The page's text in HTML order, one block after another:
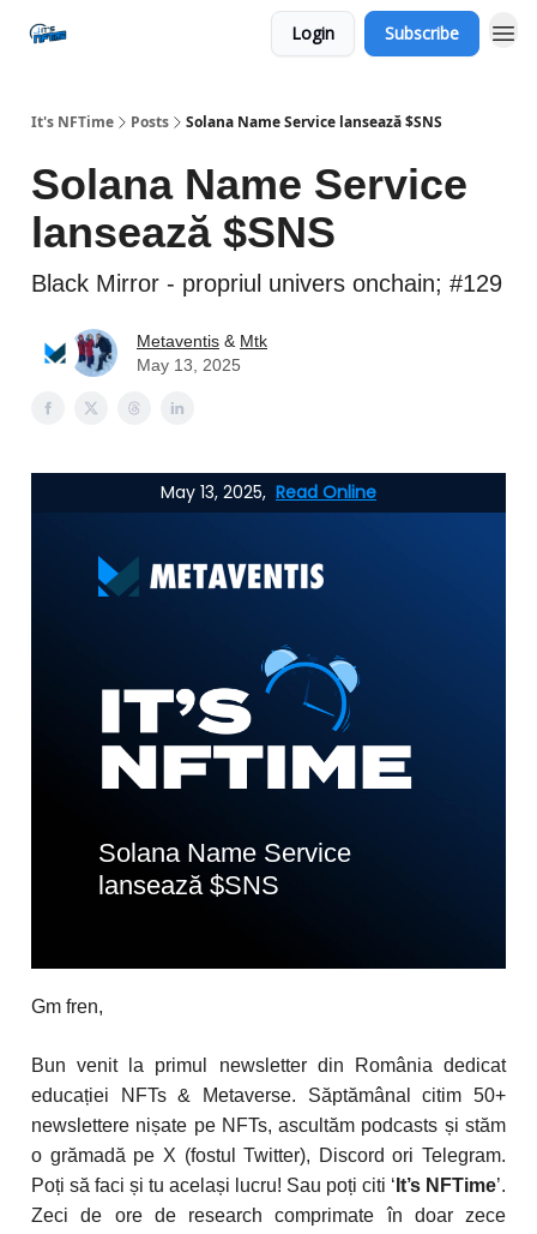
Login Subscribe
It's NFTime Posts Solana Name Service lansează $SNS
Solana Name Service
lansează $SNS
Black Mirror - propriul univers onchain; #129
Metaventis & Mtk
May 13, 2025
May 13, 2025, Read Online
Solana Name Service
lansează $SNS
Gm fren,
Bun venit la primul newsletter din România dedicat
educației NFTs & Metaverse. Săptămânal citim 50+
newslettere nișate pe NFTs, ascultăm podcasts și stăm
o grămadă pe X (fostul Twitter), Discord ori Telegram.
Poți să faci și tu același lucru! Sau poți citi ‘ It’s NFTime’.
Zeci de ore de research comprimate în doar zece